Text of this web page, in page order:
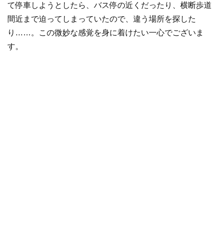
て停車しようとしたら、バス停の近くだったり、横断歩道
間近まで迫ってしまっていたので、違う場所を探した
り……。この微妙な感覚を身に着けたい一心でございま
す。